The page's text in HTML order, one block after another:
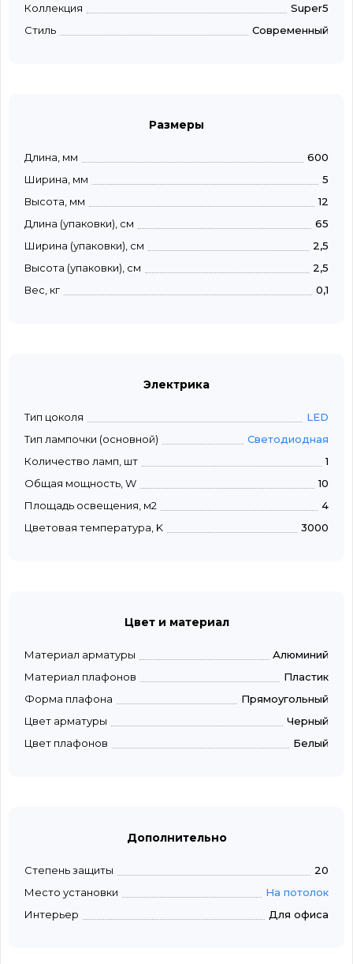
Коллекция
Super5
Стиль
Современный
Размеры
Длина, мм
600
Ширина, мм
5
Высота, мм
12
Длина (упаковки), см
65
Ширина (упаковки), см
2,5
Высота (упаковки), см
2,5
Вес, кг
0,1
Электрика
Тип цоколя
LED
Тип лампочки (основной)
Светодиодная
Количество ламп, шт
1
Общая мощность, W
10
Площадь освещения, м2
4
Цветовая температура, K
3000
Цвет и материал
Материал арматуры
Алюминий
Материал плафонов
Пластик
Форма плафона
Прямоугольный
Цвет арматуры
Черный
Цвет плафонов
Белый
Дополнительно
Степень защиты
20
Место установки
На потолок
Интерьер
Для офиса